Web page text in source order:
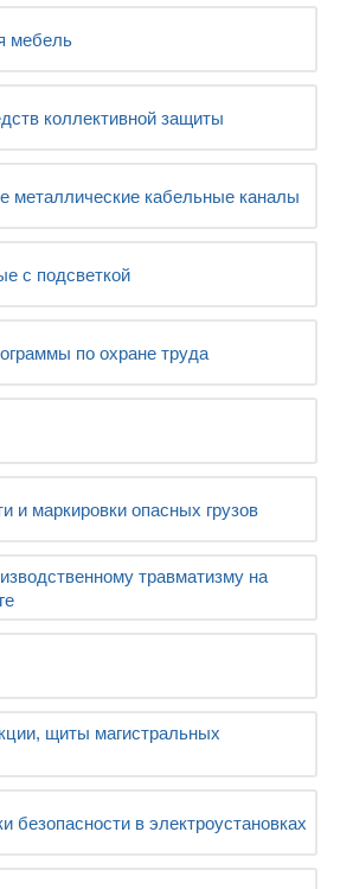
мебель
коллективной защиты
кабельные каналы
с подсветкой
по охране труда
и маркировки опасных грузов
травматизму на
щиты магистральных
безопасности в электроустановках